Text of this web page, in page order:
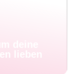
deine
lieben